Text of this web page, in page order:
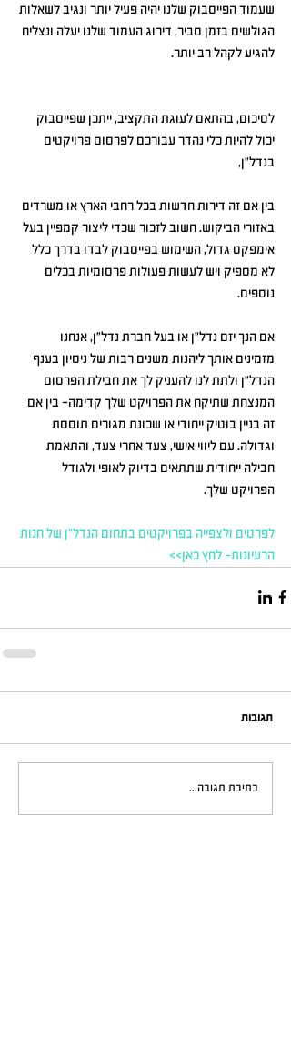
שעמוד הפייסבוק שלנו יהיה פעיל יותר ונגיב לשאלות
הגולשים בזמן סביר, דירוג העמוד שלנו יעלה ונצליח
להגיע לקהל רב יותר.
לסיכום, בהתאם לעוגת התקציב, ייתכן שפייסבוק
יכול להיות כלי נהדר עבורכם לפרסום פרויקטים
בנדל"ן,
בין אם זה דירות חדשות בכל רחבי הארץ או משרדים
באזורי הביקוש. חשוב לזכור שכדי ליצור קמפיין בעל
אימפקט גדול, השימוש בפייסבוק לבדו בדרך כלל
לא מספיק ויש לעשות פעולות פרסומיות בכלים
נוספים.
אם הנך יזם נדל"ן או בעל חברת נדל"ן, אנחנו
מזמינים אותך ליהנות משנים רבות של ניסיון בענף
הנדל"ן ולתת לנו להעניק לך את חבילת הפרסום
המנצחת שתיקח את הפרויקט שלך קדימה- בין אם
זה בניין בוטיק ייחודי או שכונת מגורים תוססת
וגדולה. עם ליווי אישי, צעד אחרי צעד, והתאמת
חבילה ייחודית שתתאים בדיוק לאופי ולגודל
הפרויקט שלך.
לפרטים ולצפייה בפרויקטים בתחום הנדל"ן של חנות
הרעיונות- לחץ כאן>>
תגובות
כתיבת תגובה...